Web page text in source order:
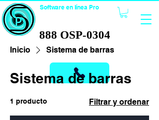
Software en línea Pro
888 OSP-0304
888 OSP-0304
Inicio Sistema de barras
Sistema de barras
1 producto Filtrar y ordenar